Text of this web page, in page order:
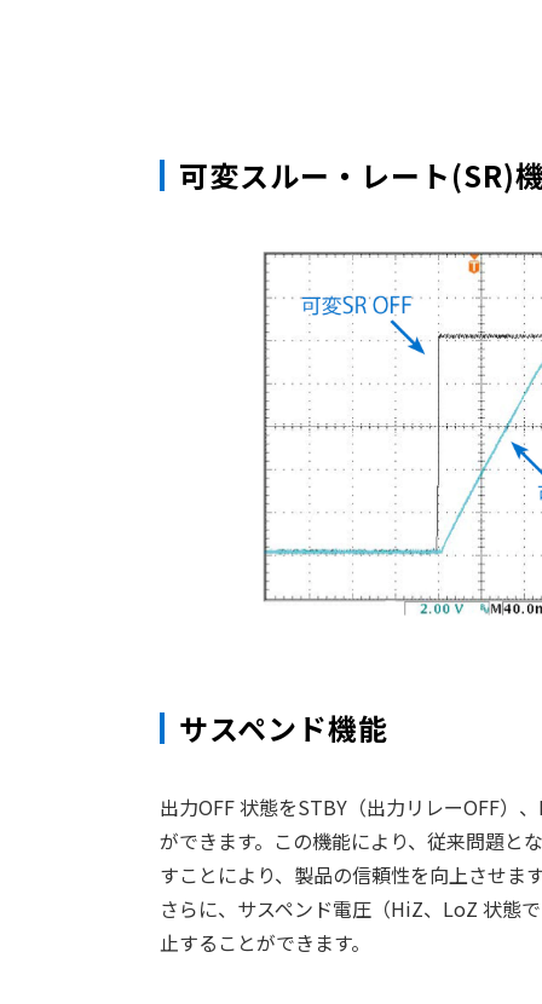
可変スルー・レート(SR)
サスペンド機能
出力OFF 状態をSTBY（出力リレーOFF）
ができます。この機能により、従来問題と
すことにより、製品の信頼性を向上させま
さらに、サスペンド電圧（HiZ、LoZ 状態
止することができます。